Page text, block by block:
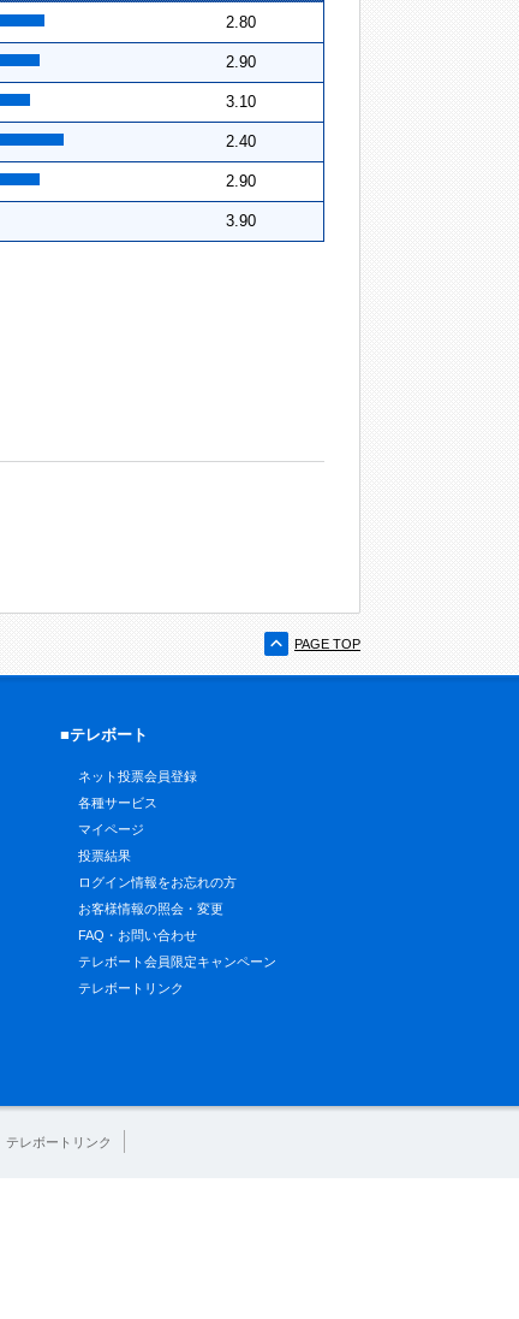
2.80
2.90
3.10
2.40
2.90
3.90
PAGE TOP
■テレボート
ネット投票会員登録
各種サービス
マイページ
投票結果
ログイン情報をお忘れの方
お客様情報の照会・変更
FAQ・お問い合わせ
テレボート会員限定キャンペーン
テレボートリンク
テレボートリンク